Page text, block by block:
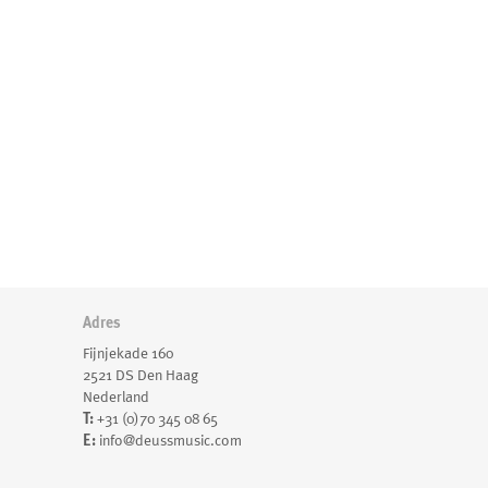
Adres
Fijnjekade 160
2521 DS Den Haag
Nederland
T:+31 (0)70 345 08 65
E: info@deussmusic.com